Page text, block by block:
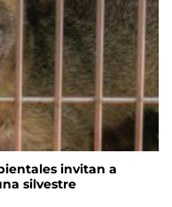
invitan a
silvestre